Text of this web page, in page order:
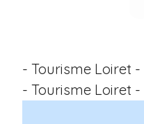
- Tourisme Loiret -
- Tourisme Loiret -